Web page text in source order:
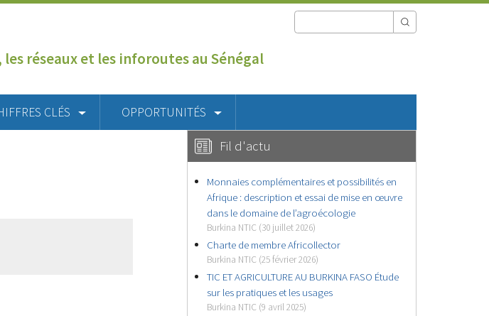
réseaux et les inforoutes au Sénégal
CLÉS OPPORTUNITÉS
Fil d'actu
Monnaies complémentaires et possibilités en
Afrique : description et essai de mise en œuvre
dans le domaine de l’agroécologie
Burkina NTIC (30 juillet 2026)
Charte de membre Africollector
Burkina NTIC (25 février 2026)
TIC ET AGRICULTURE AU BURKINA FASO Étude
sur les pratiques et les usages
Burkina NTIC (9 avril 2025)